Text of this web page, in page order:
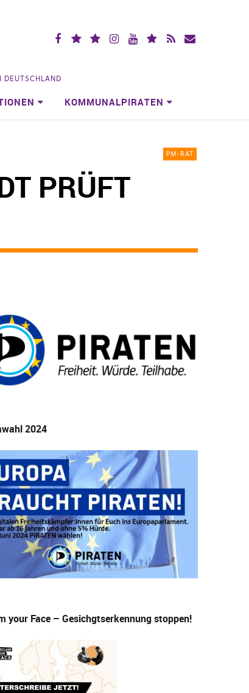
DEUTSCHLAND
KOMMUNALPIRATEN
PM-RAT
PRÜFT
2024
your Face – Gesichgtserkennung stoppen!